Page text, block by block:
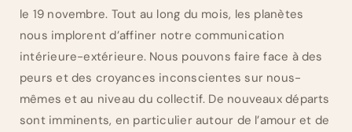
le 19 novembre. Tout au long du mois, les planètes
nous implorent d’affiner notre communication
intérieure-extérieure. Nous pouvons faire face à des
peurs et des croyances inconscientes sur nous-
mêmes et au niveau du collectif. De nouveaux départs
sont imminents, en particulier autour de l’amour et de